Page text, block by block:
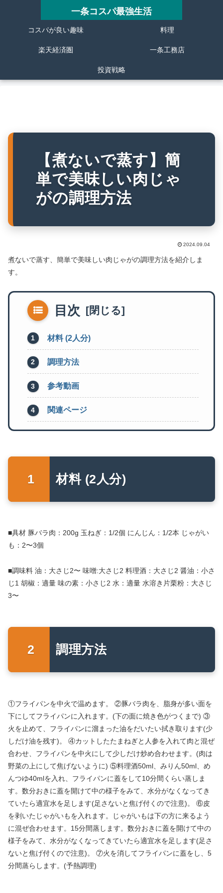
一条コスパ最強生活
コスパが良い趣味 料理
楽天経済圏 一条工務店
投資戦略
【煮ないで蒸す】簡
単で美味しい肉じゃ
がの調理方法
2024.09.04
煮ないで蒸す、簡単で美味しい肉じゃがの調理方法を紹介しま
す。
目次
材料 (2人分)
調理方法
参考動画
関連ページ
材料 (2人分)
■具材 豚バラ肉：200g 玉ねぎ：1/2個 にんじん：1/2本 じゃがい
も：2〜3個
■調味料 油：大さじ2〜 味噌:大さじ2 料理酒：大さじ2 醤油：小さ
じ1 胡椒：適量 味の素：小さじ2 水：適量 水溶き片栗粉：大さじ
3〜
調理方法
①フライパンを中火で温めます。 ②豚バラ肉を、脂身が多い面を
下にしてフライパンに入れます。(下の面に焼き色がつくまで) ③
火を止めて、フライパンに溜まった油をだいたい拭き取ります(少
しだけ油を残す)。 ④カットしたたまねぎと人参を入れて肉と混ぜ
合わせ、フライパンを中火にして少しだけ炒め合わせます。(肉は
野菜の上にして焦げないように) ⑤料理酒50ml、みりん50ml、め
んつゆ40mlを入れ、フライパンに蓋をして10分間くらい蒸しま
す。数分おきに蓋を開けて中の様子をみて、水分がなくなってき
ていたら適宜水を足します(足さないと焦げ付くので注意)。 ⑥皮
を剥いたじゃがいもを入れます。じゃがいもは下の方に来るよう
に混ぜ合わせます。15分間蒸します。数分おきに蓋を開けて中の
様子をみて、水分がなくなってきていたら適宜水を足します(足さ
ないと焦げ付くので注意)。 ⑦火を消してフライパンに蓋をし、5
分間蒸らします。(予熱調理)